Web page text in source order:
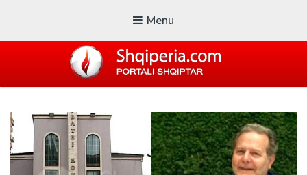
Menu
Blogu i ShqiperiaCom